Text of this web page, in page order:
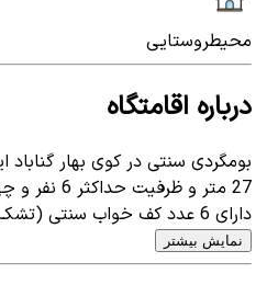
محیطروستایی
درباره اقامتگاه
بومگردی سنتی در کوی بهار گناباد
27 متر و
دارای 6 عدد کف خواب سنتی (تشک بالش پتو ) در طبقه...
نمایش بیشتر